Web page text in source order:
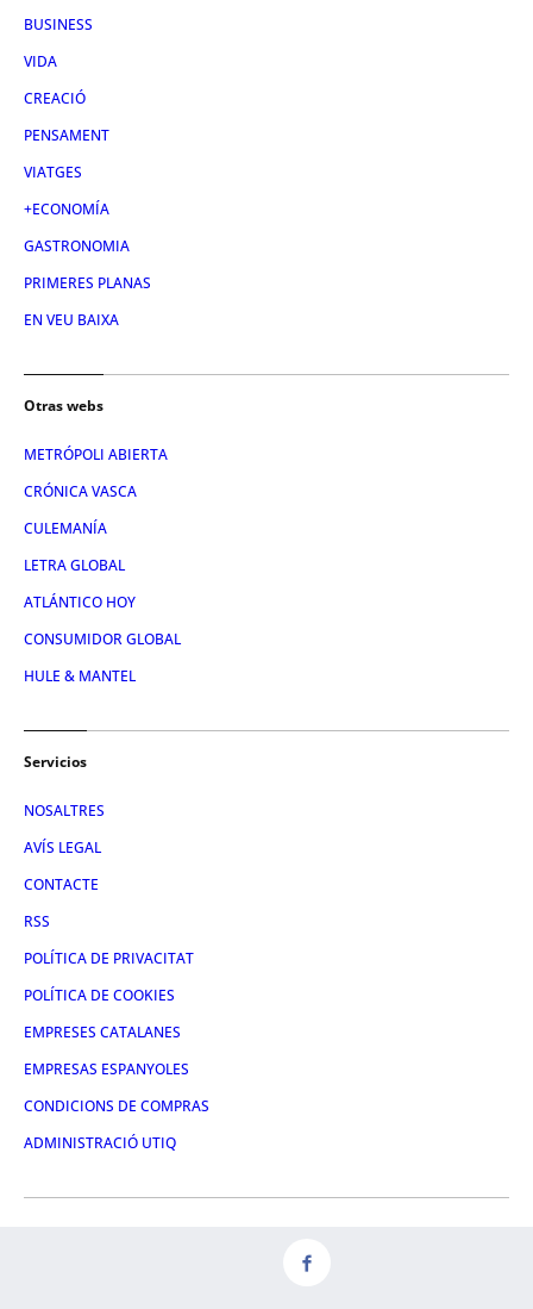
BUSINESS
VIDA
CREACIÓ
PENSAMENT
VIATGES
+ECONOMÍA
GASTRONOMIA
PRIMERES PLANAS
EN VEU BAIXA
Otras webs
METRÓPOLI ABIERTA
CRÓNICA VASCA
CULEMANÍA
LETRA GLOBAL
ATLÁNTICO HOY
CONSUMIDOR GLOBAL
HULE & MANTEL
Servicios
NOSALTRES
AVÍS LEGAL
CONTACTE
RSS
POLÍTICA DE PRIVACITAT
POLÍTICA DE COOKIES
EMPRESES CATALANES
EMPRESAS ESPANYOLES
CONDICIONS DE COMPRAS
ADMINISTRACIÓ UTIQ